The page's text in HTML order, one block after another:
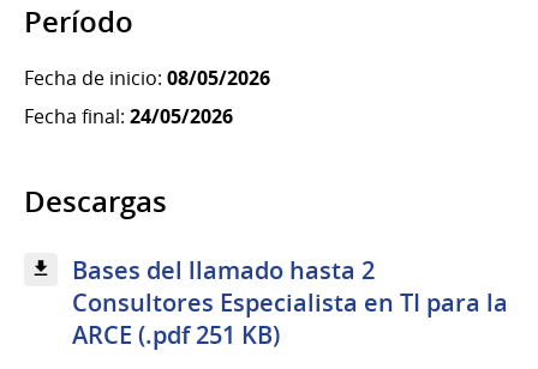
Período
Fecha de inicio: 08/05/2026
Fecha final: 24/05/2026
Descargas
Bases del llamado hasta 2
Consultores Especialista en TI para la
ARCE (.pdf 251 KB)